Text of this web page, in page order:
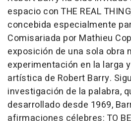
espacio con THE REAL
concebida especialmente
Comisariada por Mathieu
exposición de una sola obra
experimentación en la larga
artística de Robert Barry.
investigación de la palabra,
desarrollado desde 1969,